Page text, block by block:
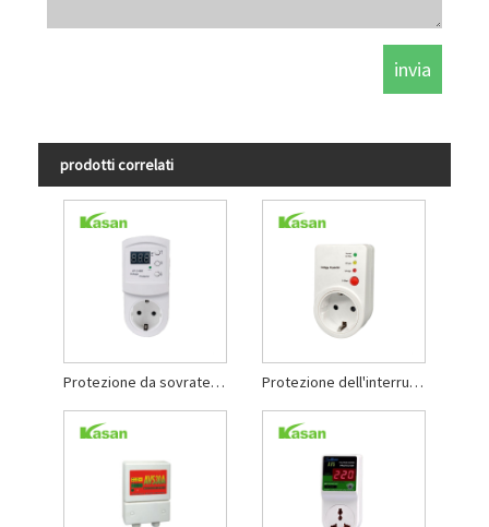
prodotti correlati
Protezione da sovratensione regolabile di tipo plug-in Protezione dell'interruttore di tensione automatico del frigorifero